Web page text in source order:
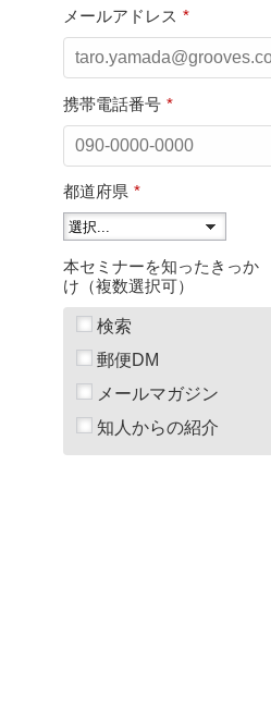
*
メールアドレス
*
携帯電話番号
*
都道府県
本セミナーを知ったきっか
け（複数選択可）
検索
郵便DM
メールマガジン
知人からの紹介